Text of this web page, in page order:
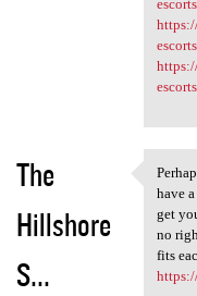
The
Hillshore
S...
have
get
no
fits